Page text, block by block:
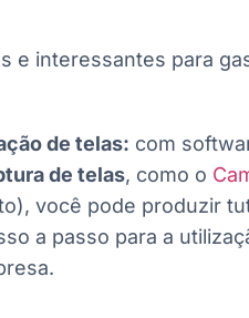
e interessantes para
de telas: com
de telas, como o
você pode produzir
a passo para a